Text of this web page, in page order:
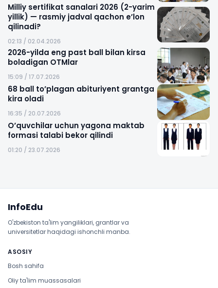
Milliy sertifikat sanalari 2026 (2-yarim
yillik) — rasmiy jadval qachon e’lon
qilinadi?
02:13 / 02.04.2026
2026-yilda eng past ball bilan kirsa
boladigan OTMlar
15:09 / 17.07.2026
68 ball to’plagan abituriyent grantga
kira oladi
16:35 / 20.07.2026
O’quvchilar uchun yagona maktab
formasi talabi bekor qilindi
01:20 / 23.07.2026
InfoEdu
O'zbekiston ta'lim yangiliklari, grantlar va
universitetlar haqidagi ishonchli manba.
ASOSIY
Bosh sahifa
Oliy ta'lim muassasalari